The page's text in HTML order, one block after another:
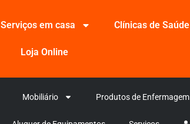
Serviços em casa Clínicas de Saúde
Loja Online
Mobiliário Produtos de Enfermagem